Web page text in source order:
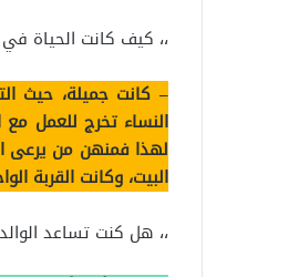
،، كيف كانت الحياة في
– كانت جميلة، حيث
النساء تخرج للعمل
لهذا فمنهن من يرعى
البيت، وكانت القربة
،، هل كنت تساعد